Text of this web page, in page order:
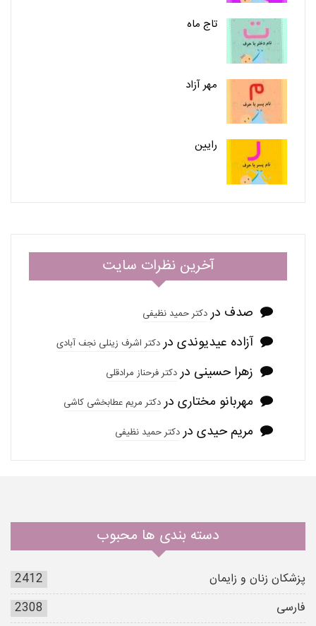
تاج ماه
مهر آزاد
رایین
آخرین نظرات سایت
صدف دردکتر حمید نظیفی
آزاده عیدیوندی دردکتر اشرف زینلی نجف آبادی
زهرا حسینی دردکتر فرحناز مرادقلی
مهربانو مختاری دردکتر مریم عطابخشی کاشی
مریم حیدی دردکتر حمید نظیفی
دسته بندی ها محبوب
پزشکان زنان و زایمان
2412
فارسی
2308